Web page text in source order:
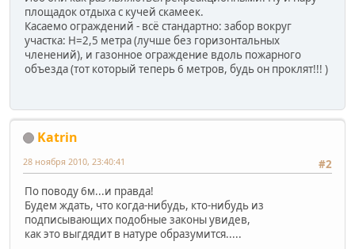
площадок отдыха с кучей скамеек.
Касаемо ограждений - всё стандартно: забор вокруг
участка: Н=2,5 метра (лучше без горизонтальных
членений), и газонное ограждение вдоль пожарного
объезда (тот который теперь 6 метров, будь он проклят!!! )
Katrin
#2
28 ноября 2010, 23:40:41
По поводу 6м...и правда!
Будем ждать, что когда-нибудь, кто-нибудь из
подписывающих подобные законы увидев,
как это выгдядит в натуре образумится.....